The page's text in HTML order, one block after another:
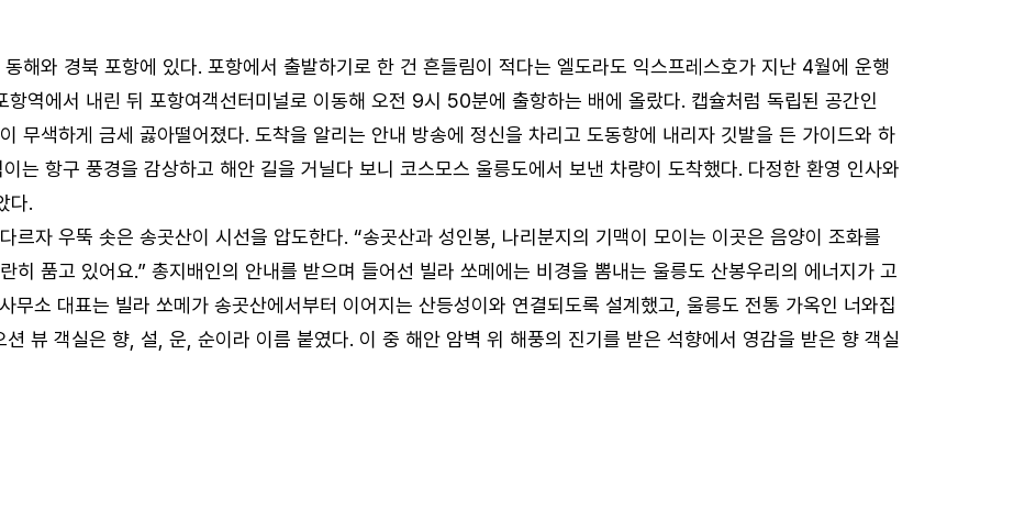
해와 경북 포항에 있다. 포항에서 출발하기로 한 건 흔들림이 적다는 엘도라도 익스프레스호가 지난 4월에 운행
역에서 내린 뒤 포항여객선터미널로 이동해 오전 9시 50분에 출항하는 배에 올랐다. 캡슐처럼 독립된 공간인
무색하게 금세 곯아떨어졌다. 도착을 알리는 안내 방송에 정신을 차리고 도동항에 내리자 깃발을 든 가이드와 하
는 항구 풍경을 감상하고 해안 길을 거닐다 보니 코스모스 울릉도에서 보낸 차량이 도착했다. 다정한 환영 인사와
다.
르자 우뚝 솟은 송곳산이 시선을 압도한다. “송곳산과 성인봉, 나리분지의 기맥이 모이는 이곳은 음양이 조화를
히 품고 있어요.” 총지배인의 안내를 받으며 들어선 빌라 쏘메에는 비경을 뽐내는 울릉도 산봉우리의 에너지가 고
무소 대표는 빌라 쏘메가 송곳산에서부터 이어지는 산등성이와 연결되도록 설계했고, 울릉도 전통 가옥인 너와집
뷰 객실은 향, 설, 운, 순이라 이름 붙였다. 이 중 해안 암벽 위 해풍의 진기를 받은 석향에서 영감을 받은 향 객실